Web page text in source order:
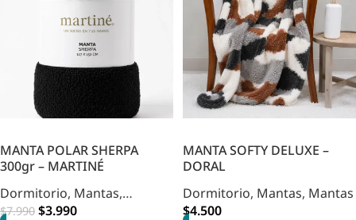
MANTA POLAR SHERPA
300gr – MARTINÉ
Dormitorio, Mantas,
Decohogar,Mantas
$7.990 $3.990
MANTA SOFTY DELUXE –
DORAL
Dormitorio, Mantas, Mantas
$4.500